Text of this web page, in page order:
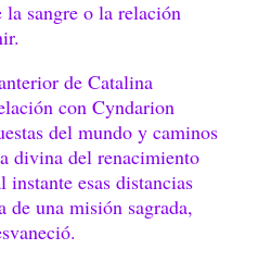
sangre o la relación
de Catalina
con Cyndarion
del mundo y caminos
divina del renacimiento
esas distancias
de una misión sagrada,